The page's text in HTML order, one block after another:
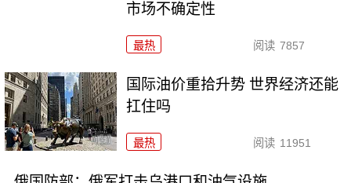
市场不确定性
最热 阅读 7857
国际油价重拾升势 世界经济还能
扛住吗
最热 阅读 11951